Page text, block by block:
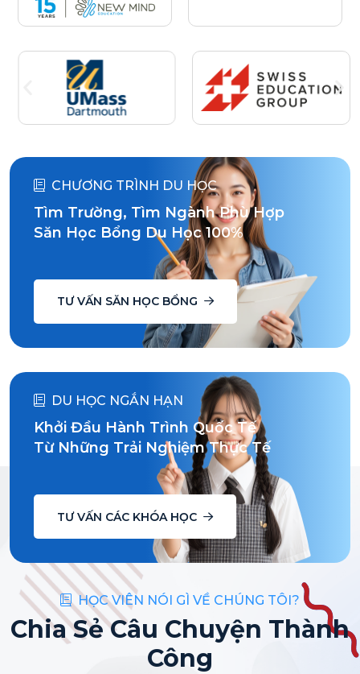
CHƯƠNG TRÌNH DU HỌC
Tìm Trường, Tìm Ngành Phù Hợp
Săn Học Bổng Du Học 100%
TƯ VẤN SĂN HỌC BỔNG
DU HỌC NGẮN HẠN
Khởi Đầu Hành Trình Quốc Tế
Từ Những Trải Nghiệm Thực Tế
TƯ VẤN CÁC KHÓA HỌC
HỌC VIÊN NÓI GÌ VỀ CHÚNG TÔI?
Chia Sẻ Câu Chuyện Thành
Công